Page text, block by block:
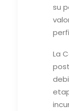
su
La